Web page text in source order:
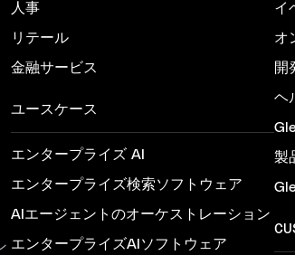
人事
リテール
金融サービス
ユースケース
エンタープライズ AI
エンタープライズ検索ソフトウェア
AIエージェントのオーケストレーション
エンタープライズAIソフトウェア
イ
オ
開
ヘ
製